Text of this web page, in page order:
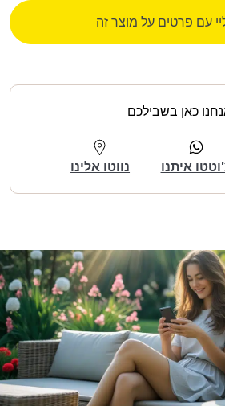
עם פרטים על מוצר זה
כאן בשבילכם
איתנו נווטו אלינו